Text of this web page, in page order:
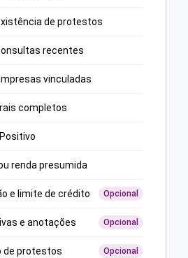
de protestos
recentes
vinculadas
completos
renda presumida
e limite de crédito Opcional
e anotações Opcional
de protestos Opcional